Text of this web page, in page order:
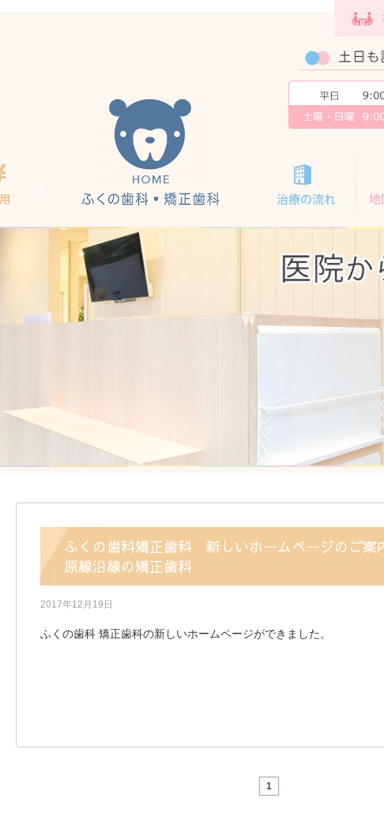
治
ふくの歯科矯正歯科 新しいホームページのご案
原線沿線の矯正歯科
2017年12月19日
ふくの歯科 矯正歯科の新しいホームページができました。
1